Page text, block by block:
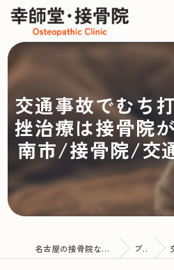
交通事故でむち
挫治療は接骨院
南市/接骨院/交
名古屋の接骨院なら幸師堂・接骨院 ブログ